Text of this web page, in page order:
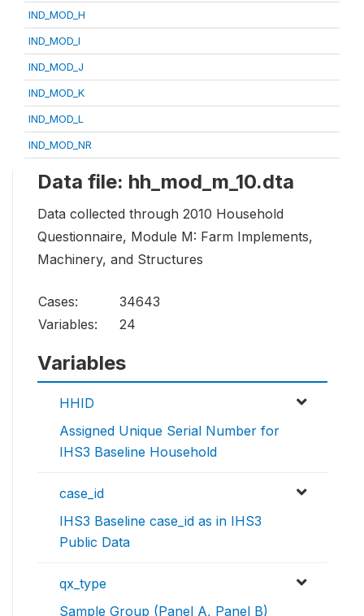
IND_MOD_H
IND_MOD_I
IND_MOD_J
IND_MOD_K
IND_MOD_L
IND_MOD_NR
Data file: hh_mod_m_10.dta
Data collected through 2010 Household
Questionnaire, Module M: Farm Implements,
Machinery, and Structures
Cases:
34643
Variables:
24
Variables
HHID
Assigned Unique Serial Number for
IHS3 Baseline Household
case_id
IHS3 Baseline case_id as in IHS3
Public Data
qx_type
Sample Group (Panel A, Panel B)